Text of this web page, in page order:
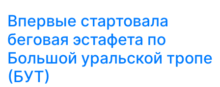
Впервые стартовала
беговая эстафета по
Большой уральской тропе
(БУТ)